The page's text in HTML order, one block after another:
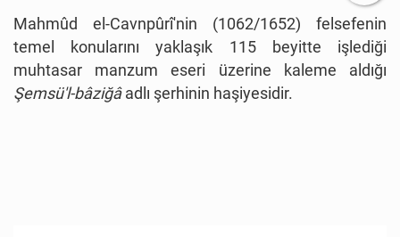
Mahmûd el-Cavnpûrî'nin (1062/1652) felsefenin
temel konularını yaklaşık 115 beyitte işlediği
muhtasar manzum eseri üzerine kaleme aldığı
Şemsü'l-bâziğâadlı şerhinin haşiyesidir.